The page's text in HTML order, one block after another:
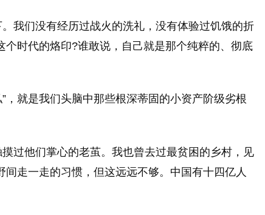
我们没有经历过战火的洗礼，没有体验过饥饿的折
时代的烙印?谁敢说，自己就是那个纯粹的、彻底
，就是我们头脑中那些根深蒂固的小资产阶级劣根
过他们掌心的老茧。我也曾去过最贫困的乡村，见
走一走的习惯，但这远远不够。中国有十四亿人